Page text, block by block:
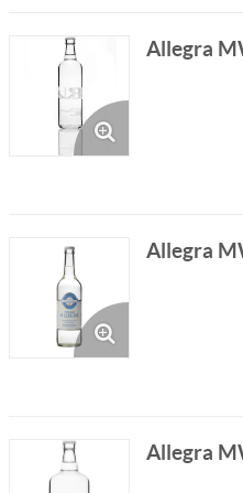
Allegra
Allegra
Allegra